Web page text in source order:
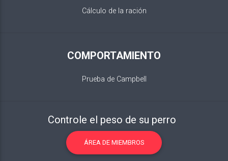
Cálculo de la ración
COMPORTAMIENTO
Prueba de Campbell
Controle el peso de su perro
ÁREA DE MIEMBROS